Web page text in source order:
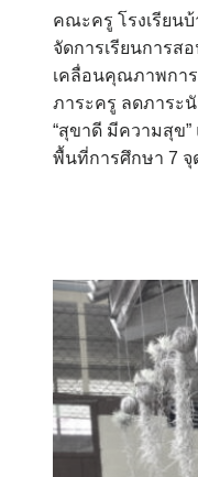
คณะครู โรงเรียน
จัดการเรียนการส
เคลื่อนคุณภาพการ
ภาระครู ลดภาระ
“สุขาดี มีความสุข
พื้นที่การศึกษา 7 จุ